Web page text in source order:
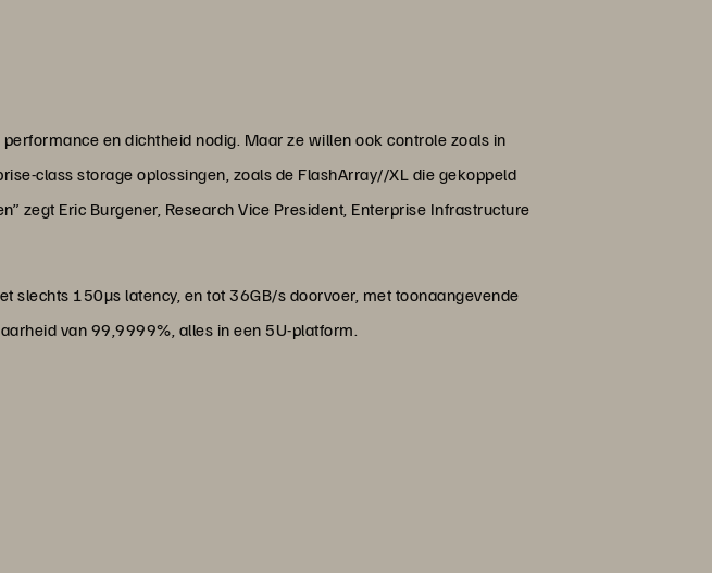
en dichtheid nodig. Maar ze willen ook controle zoals in
class storage oplossingen, zoals de FlashArray//XL die gekoppeld
zegt Eric Burgener, Research Vice President, Enterprise Infrastructure
slechts 150µs latency, en tot 36GB/s doorvoer, met toonaangevende
van 99,9999%, alles in een 5U-platform.